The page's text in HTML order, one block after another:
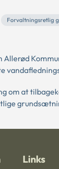
Forvaltningsretlig
om at
Links